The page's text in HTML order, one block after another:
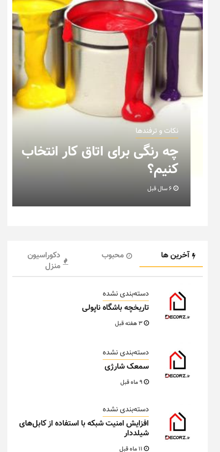
نکات و ترفندها
چه رنگی برای اتاق کار انتخاب
کنیم؟
آخرین ها محبوب
دکوراسیون
منزل
دسته‌بندی نشده
تاریخچه باشگاه ناپولی
دسته‌بندی نشده
سمعک شارژی
دسته‌بندی نشده
افزایش امنیت شبکه با استفاده از کابل‌های
شیلددار